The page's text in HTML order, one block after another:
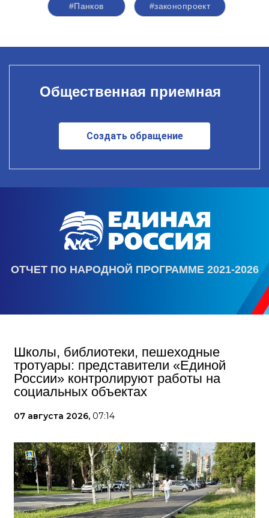
#Панков #законопроект
Общественная приемная
Создать обращение
ОТЧЕТ ПО НАРОДНОЙ ПРОГРАММЕ 2021-2026
Школы, библиотеки, пешеходные
тротуары: представители «Единой
России» контролируют работы на
социальных объектах
07 августа 2026, 07:14